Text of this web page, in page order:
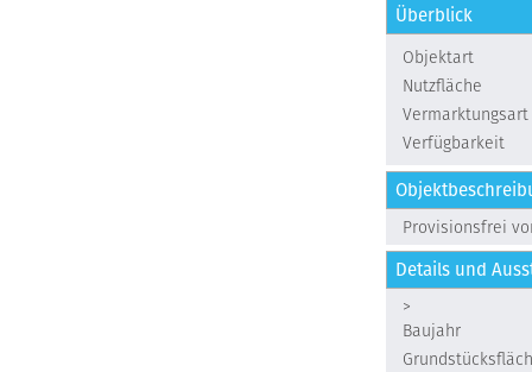
Überblick
Objektart
Nutzfläche
Vermarktungsart
Verfügbarkeit
Provisionsfrei
Details und
>
Baujahr